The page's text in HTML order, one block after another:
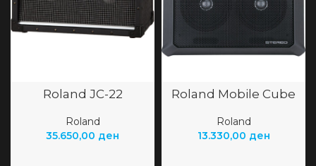
Roland JC-22
Roland
35.650,00 ден
Roland Mobile Cube
Roland
13.330,00 ден